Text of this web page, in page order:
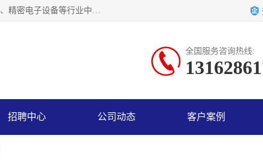
上海浜田实业有限公司专业致力于传动控制行业。面向工业机器人、半导体、机床、船舶、点胶、印刷、精密电子设备等行业中的运动控制技术。为日本哈默纳科（HarmonicDrive简称HD）中国地区定代理商，其生产的HarmonicDrive谐波减速机，具有轻量、小型、传动效率高、减速范围广、精度高等特点，被广泛应用于各种传动系统中。完善的技术，完善的售后，让您的选择无后顾之忧，欢迎您的来电洽谈！
全国服务咨询热线:
招聘中心 公司动态 客户案例